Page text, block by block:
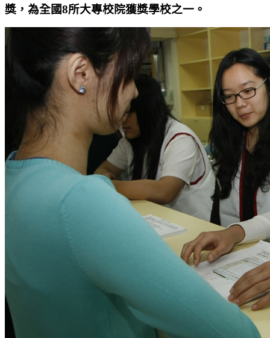
獎，為全國8所大專校院獲獎學校之一。